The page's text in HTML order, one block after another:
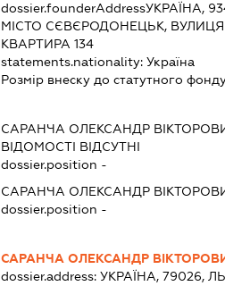
dossier.founderAddressУКРАЇНА,
МІСТО СЄВЄРОДОНЕЦЬК, ВУЛИЦЯ
КВАРТИРА 134
statements.nationality:Україна
Розмір внеску до статутного
САРАНЧА ОЛЕКСАНДР
ВІДОМОСТІ ВІДСУТНІ
dossier.position -
САРАНЧА ОЛЕКСАНДР
dossier.position -
САРАНЧА ОЛЕКСАНДР
dossier.address:УКРАЇНА, 79026,